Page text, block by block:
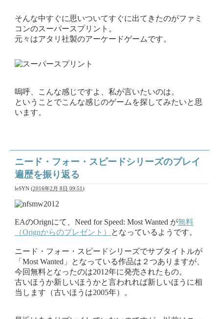
そんな中すぐに思いついてすぐに出てきたのがファミ
コンのスーパースプリント。
元々はアタリ社製のアーケードゲームです。
嗚呼、こんな感じですよ、私が言いたいのは。
ということでこんな感じのゲームを探してみたいと思
います。
ニード・フォー・スピードシリーズのプレイ
遍歴を振り返る
leSYN (2016年2月 8日 09:51)
EAのOrignにて、Need for Speed: Most Wanted が無料
（Orignからのプレゼント）
となっているようです。
ニード・フォー・スピードシリーズでサブタイトルが
「Most Wanted」となっている作品は２つありますが、
今回無料となったのは2012年に発売されたもの。
古いほうか新しいほうかと言われれば新しいほうに相
当します（古いほうは2005年）。